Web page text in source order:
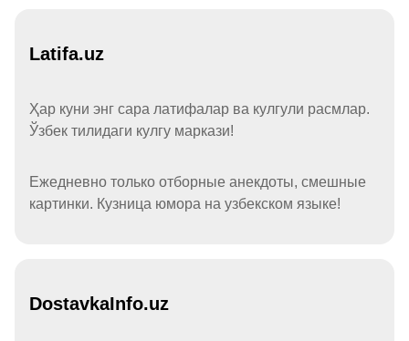
Latifa.uz
Ҳар куни энг сара латифалар ва кулгули расмлар.
Ўзбек тилидаги кулгу маркази!
Ежедневно только отборные анекдоты, смешные
картинки. Кузница юмора на узбекском языке!
DostavkaInfo.uz